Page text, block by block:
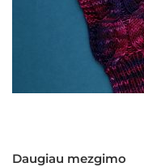
Daugiau mezgimo